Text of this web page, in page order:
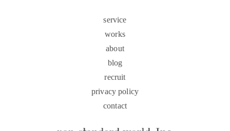
service
works
about
blog
recruit
privacy policy
contact